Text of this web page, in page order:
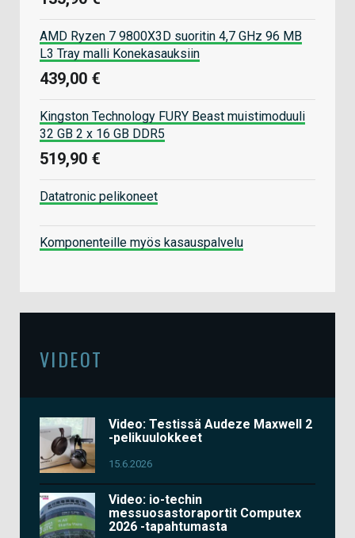
AMD Ryzen 7 9800X3D suoritin 4,7 GHz 96 MB
L3 Tray malli Konekasauksiin
439,00 €
Kingston Technology FURY Beast muistimoduuli
32 GB 2 x 16 GB DDR5
519,90 €
Datatronic pelikoneet
Komponenteille myös kasauspalvelu
VIDEOT
Video: Testissä Audeze Maxwell 2
-pelikuulokkeet
15.6.2026
Video: io-techin
messuosastoraportit Computex
2026 -tapahtumasta